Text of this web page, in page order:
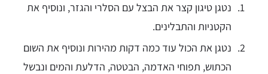
נטגן טיגון קצר את הבצל עם הסלרי והגזר, ונוסיף את
הקטניות והתבלינים.
נטגן את הכול עוד כמה דקות מהירות ונוסיף את השום
הכתוש, תפוחי האדמה, הבטטה, הדלעת והמים ונבשל